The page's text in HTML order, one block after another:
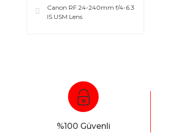
Canon RF 24-240mm f/4-6.3
IS USM Lens
%100 Güvenli